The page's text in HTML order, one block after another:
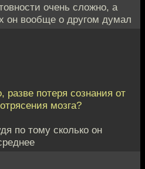
очень сложно, а
он вообще о другом думал
разве потеря сознания от
мозга?
по тому сколько он